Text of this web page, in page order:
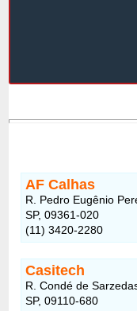
AF Calhas
R. Pedro Eugênio
SP, 09361-020
(11) 3420-2280
Casitech
R. Condé de
SP, 09110-680